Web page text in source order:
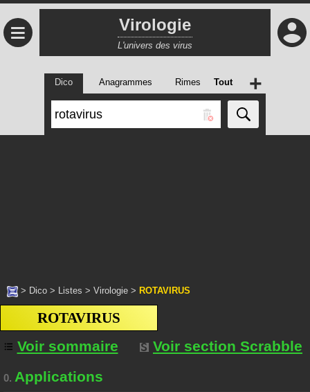
≡ Virologie
L'univers des virus
Dico Anagrammes Rimes Tout +
> Dico > Listes > Virologie > ROTAVIRUS
ROTAVIRUS
Voir sommaire
Voir section Scrabble
0. Applications